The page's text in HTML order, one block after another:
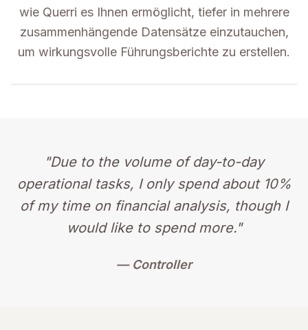
wie Querri es Ihnen ermöglicht, tiefer in mehrere
zusammenhängende Datensätze einzutauchen,
um wirkungsvolle Führungsberichte zu erstellen.
"Due to the volume of day-to-day
operational tasks, I only spend about 10%
of my time on financial analysis, though I
would like to spend more."
— Controller